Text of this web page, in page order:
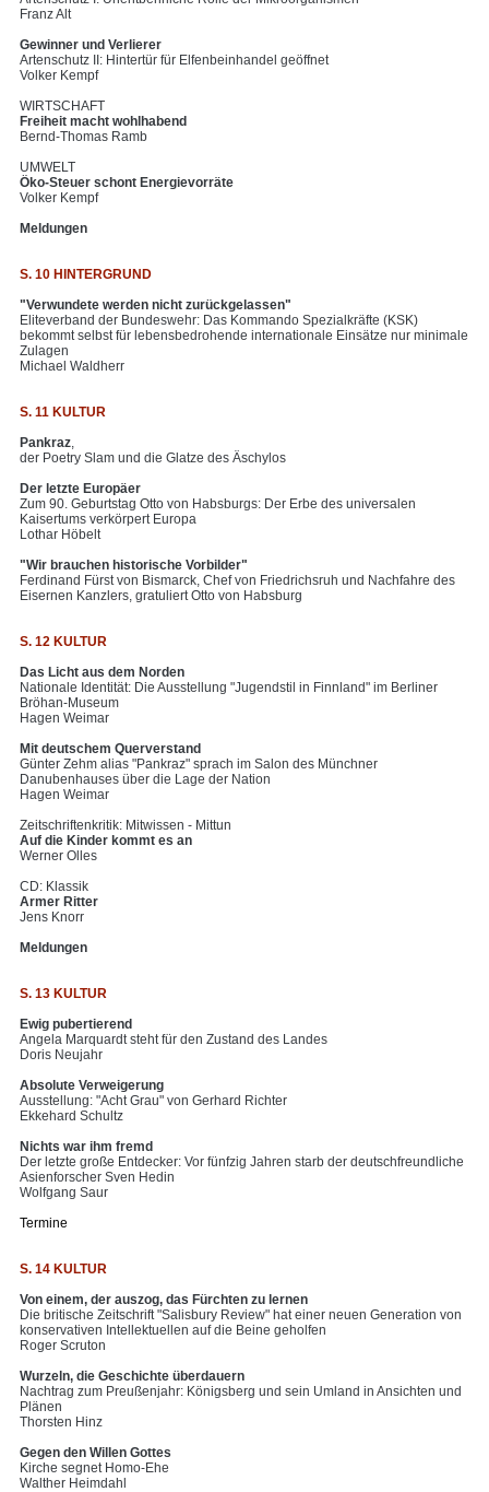
Franz Alt
Gewinner und Verlierer
Artenschutz II: Hintertür für Elfenbeinhandel geöffnet
Volker Kempf
WIRTSCHAFT
Freiheit macht wohlhabend
Bernd-Thomas Ramb
UMWELT
Öko-Steuer schont Energievorräte
Volker Kempf
Meldungen
S. 10 HINTERGRUND
"Verwundete werden nicht zurückgelassen"
Eliteverband der Bundeswehr: Das Kommando Spezialkräfte (KSK)
bekommt selbst für lebensbedrohende internationale Einsätze nur minimale
Zulagen
Michael Waldherr
S. 11 KULTUR
Pankraz,
der Poetry Slam und die Glatze des Äschylos
Der letzte Europäer
Zum 90. Geburtstag Otto von Habsburgs: Der Erbe des universalen
Kaisertums verkörpert Europa
Lothar Höbelt
"Wir brauchen historische Vorbilder"
Ferdinand Fürst von Bismarck, Chef von Friedrichsruh und Nachfahre des
Eisernen Kanzlers, gratuliert Otto von Habsburg
S. 12 KULTUR
Das Licht aus dem Norden
Nationale Identität: Die Ausstellung "Jugendstil in Finnland" im Berliner
Bröhan-Museum
Hagen Weimar
Mit deutschem Querverstand
Günter Zehm alias "Pankraz" sprach im Salon des Münchner
Danubenhauses über die Lage der Nation
Hagen Weimar
Zeitschriftenkritik: Mitwissen - Mittun
Auf die Kinder kommt es an
Werner Olles
CD: Klassik
Armer Ritter
Jens Knorr
Meldungen
S. 13 KULTUR
Ewig pubertierend
Angela Marquardt steht für den Zustand des Landes
Doris Neujahr
Absolute Verweigerung
Ausstellung: "Acht Grau" von Gerhard Richter
Ekkehard Schultz
Nichts war ihm fremd
Der letzte große Entdecker: Vor fünfzig Jahren starb der deutschfreundliche
Asienforscher Sven Hedin
Wolfgang Saur
Termine
S. 14 KULTUR
Von einem, der auszog, das Fürchten zu lernen
Die britische Zeitschrift "Salisbury Review" hat einer neuen Generation von
konservativen Intellektuellen auf die Beine geholfen
Roger Scruton
Wurzeln, die Geschichte überdauern
Nachtrag zum Preußenjahr: Königsberg und sein Umland in Ansichten und
Plänen
Thorsten Hinz
Gegen den Willen Gottes
Kirche segnet Homo-Ehe
Walther Heimdahl